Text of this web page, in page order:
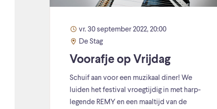
vr. 30 september 2022, 20:00
De Stag
Voorafje op Vrijdag
Schuif aan voor een muzikaal diner! We
luiden het festival vroegtijdig in met harp-
legende REMY en een maaltijd van de